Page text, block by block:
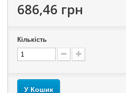
686,46 грн
Кількість
У Кошик